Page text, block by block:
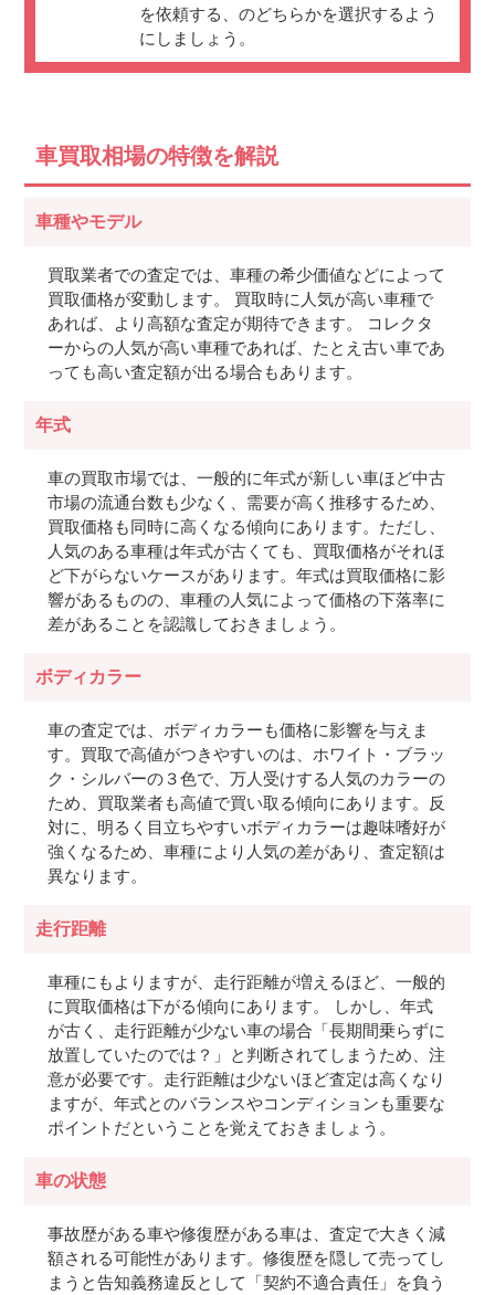
を依頼する、のどちらかを選択するよう
にしましょう。
車買取相場の特徴を解説
車種やモデル
買取業者での査定では、車種の希少価値などによって
買取価格が変動します。 買取時に人気が高い車種で
あれば、より高額な査定が期待できます。 コレクタ
ーからの人気が高い車種であれば、たとえ古い車であ
っても高い査定額が出る場合もあります。
年式
車の買取市場では、一般的に年式が新しい車ほど中古
市場の流通台数も少なく、需要が高く推移するため、
買取価格も同時に高くなる傾向にあります。ただし、
人気のある車種は年式が古くても、買取価格がそれほ
ど下がらないケースがあります。年式は買取価格に影
響があるものの、車種の人気によって価格の下落率に
差があることを認識しておきましょう。
ボディカラー
車の査定では、ボディカラーも価格に影響を与えま
す。買取で高値がつきやすいのは、ホワイト・ブラッ
ク・シルバーの３色で、万人受けする人気のカラーの
ため、買取業者も高値で買い取る傾向にあります。反
対に、明るく目立ちやすいボディカラーは趣味嗜好が
強くなるため、車種により人気の差があり、査定額は
異なります。
走行距離
車種にもよりますが、走行距離が増えるほど、一般的
に買取価格は下がる傾向にあります。 しかし、年式
が古く、走行距離が少ない車の場合「長期間乗らずに
放置していたのでは？」と判断されてしまうため、注
意が必要です。走行距離は少ないほど査定は高くなり
ますが、年式とのバランスやコンディションも重要な
ポイントだということを覚えておきましょう。
車の状態
事故歴がある車や修復歴がある車は、査定で大きく減
額される可能性があります。修復歴を隠して売ってし
まうと告知義務違反として「契約不適合責任」を負う